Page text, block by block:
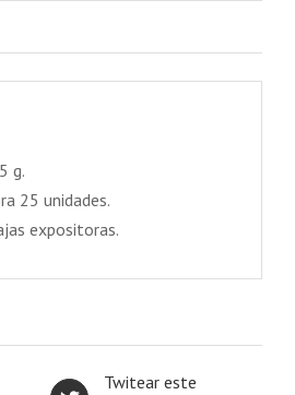
g.
25 unidades.
expositoras.
Twitear este